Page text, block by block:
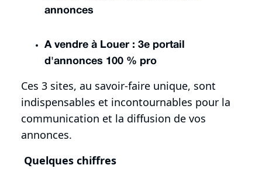
annonces
A vendre à Louer : 3e portail
d'annonces 100 % pro
Ces 3 sites, au savoir-faire unique, sont
indispensables et incontournables pour la
communication et la diffusion de vos
annonces.
Quelques chiffres